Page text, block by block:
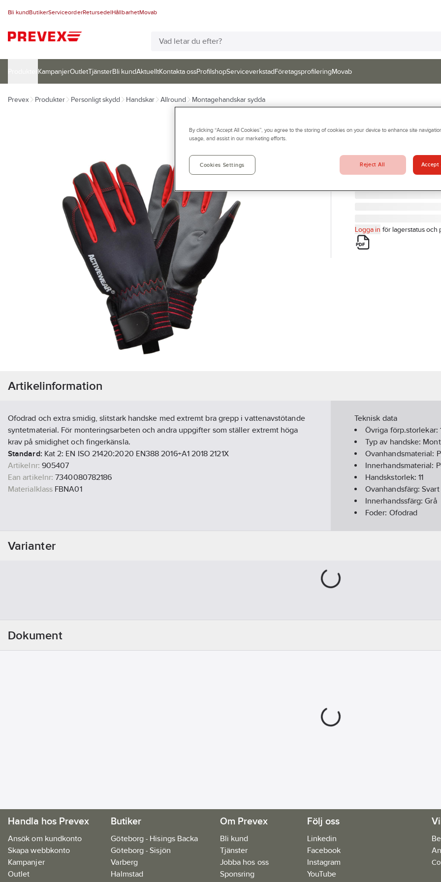
Bli kundButikerServiceorderRetursedelHållbarhetMovab
KampanjerOutletTjänsterBli kundAktuelltKontakta ossProfilshopServiceverkstadFöretagsprofileringMovab
Prevex Produkter Personligt skydd Handskar Allround Montagehandskar sydda
MONTAGEHANDSKE
Artikelnr: 905407
Logga in för lagerstatus och
Artikelinformation
Ofodrad och extra smidig, slitstark handske med extremt bra grepp i vattenavstötande
syntetmaterial. För monteringsarbeten och andra uppgifter som ställer extremt höga
krav på smidighet och fingerkänsla.
Standard: Kat 2: EN ISO 21420:2020 EN388 2016+A1 2018 2121X
Artikelnr: 905407
Ean artikelnr: 7340080782186
Materialklass FBNA01
Teknisk data
Övriga förp.storlekar:
Typ av handske:
Ovanhandsmaterial:
Innerhandsmaterial:
Handskstorlek:11
Ovanhandsfärg:Svart
Innerhandssfärg:Grå
Foder: Ofodrad
Varianter
Dokument
Handla hos Prevex
Ansök om kundkonto
Skapa webbkonto
Kampanjer
Outlet
Butiker
Göteborg - Hisings Backa
Göteborg - Sisjön
Varberg
Halmstad
Om Prevex
Bli kund
Tjänster
Jobba hos oss
Sponsring
Följ oss
Linkedin
Facebook
Instagram
YouTube
By clicking “Accept All Cookies”, you agree to the storing of cookies on your device to enhance site
usage, and assist in our marketing efforts.
Cookies Settings Reject All Accept